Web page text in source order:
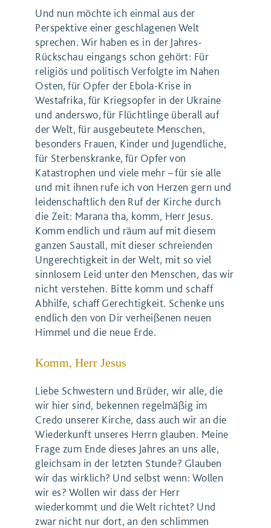
Und nun möchte ich einmal aus der
Perspektive einer geschlagenen Welt
sprechen. Wir haben es in der Jahres-
Rückschau eingangs schon gehört: Für
religiös und politisch Verfolgte im Nahen
Osten, für Opfer der Ebola-Krise in
Westafrika, für Kriegsopfer in der Ukraine
und anderswo, für Flüchtlinge überall auf
der Welt, für ausgebeutete Menschen,
besonders Frauen, Kinder und Jugendliche,
für Sterbenskranke, für Opfer von
Katastrophen und viele mehr – für sie alle
und mit ihnen rufe ich von Herzen gern und
leidenschaftlich den Ruf der Kirche durch
die Zeit: Marana tha, komm, Herr Jesus.
Komm endlich und räum auf mit diesem
ganzen Saustall, mit dieser schreienden
Ungerechtigkeit in der Welt, mit so viel
sinnlosem Leid unter den Menschen, das wir
nicht verstehen. Bitte komm und schaff
Abhilfe, schaff Gerechtigkeit. Schenke uns
endlich den von Dir verheißenen neuen
Himmel und die neue Erde.
Komm, Herr Jesus
Liebe Schwestern und Brüder, wir alle, die
wir hier sind, bekennen regelmäßig im
Credo unserer Kirche, dass auch wir an die
Wiederkunft unseres Herrn glauben. Meine
Frage zum Ende dieses Jahres an uns alle,
gleichsam in der letzten Stunde? Glauben
wir das wirklich? Und selbst wenn: Wollen
wir es? Wollen wir dass der Herr
wiederkommt und die Welt richtet? Und
zwar nicht nur dort, an den schlimmen